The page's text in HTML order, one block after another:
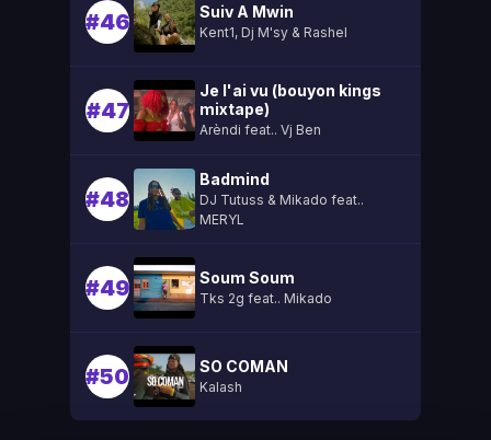
#46 Suiv A Mwin
Kent1, Dj M'sy & Rashel
#47
Je l'ai vu (bouyon kings
mixtape)
Arèndi feat.. Vj Ben
#48
Badmind
DJ Tutuss & Mikado feat..
MERYL
#49 Soum Soum
Tks 2g feat.. Mikado
#50 SO COMAN
Kalash